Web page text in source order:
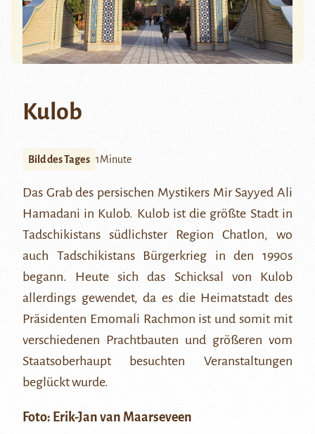
Kulob
Bild des Tages 1Minute
Das Grab des persischen Mystikers Mir Sayyed Ali
Hamadani in Kulob. Kulob ist die größte Stadt in
Tadschikistans südlichster Region Chatlon, wo
auch Tadschikistans Bürgerkrieg in den 1990s
begann. Heute sich das Schicksal von Kulob
allerdings gewendet, da es die Heimatstadt des
Präsidenten Emomali Rachmon ist und somit mit
verschiedenen Prachtbauten und größeren vom
Staatsoberhaupt besuchten Veranstaltungen
beglückt wurde.
Foto: Erik-Jan van Maarseveen